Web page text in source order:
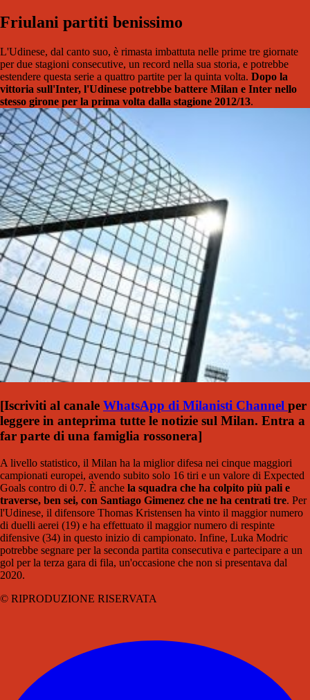
Friulani partiti benissimo
L'Udinese, dal canto suo, è rimasta imbattuta nelle prime tre giornate
per due stagioni consecutive, un record nella sua storia, e potrebbe
estendere questa serie a quattro partite per la quinta volta. Dopo la
vittoria sull'Inter, l'Udinese potrebbe battere Milan e Inter nello
stesso girone per la prima volta dalla stagione 2012/13.
[Iscriviti al canale WhatsApp di Milanisti Channel per
leggere in anteprima tutte le notizie sul Milan. Entra a
far parte di una famiglia rossonera]
A livello statistico, il Milan ha la miglior difesa nei cinque maggiori
campionati europei, avendo subito solo 16 tiri e un valore di Expected
Goals contro di 0.7. È anche la squadra che ha colpito più pali e
traverse, ben sei, con Santiago Gimenez che ne ha centrati tre. Per
l'Udinese, il difensore Thomas Kristensen ha vinto il maggior numero
di duelli aerei (19) e ha effettuato il maggior numero di respinte
difensive (34) in questo inizio di campionato. Infine, Luka Modric
potrebbe segnare per la seconda partita consecutiva e partecipare a un
gol per la terza gara di fila, un'occasione che non si presentava dal
2020.
© RIPRODUZIONE RISERVATA